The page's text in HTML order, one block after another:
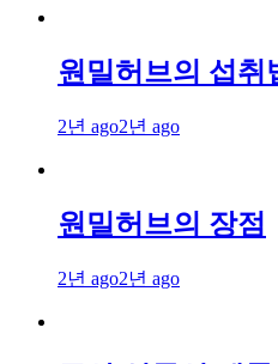
원밀허브의 섭취
2년 ago2년 ago
원밀허브의 장점
2년 ago2년 ago